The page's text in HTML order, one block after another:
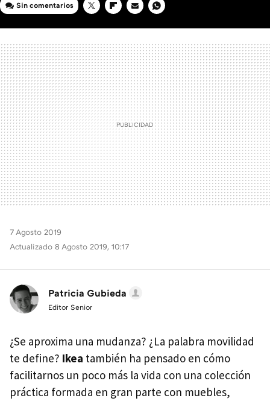
Sin comentarios
7 Agosto 2019
Actualizado 8 Agosto 2019, 10:17
Patricia Gubieda
Editor Senior
¿Se aproxima una mudanza? ¿La palabra movilidad
te define? Ikea también ha pensado en cómo
facilitarnos un poco más la vida con una colección
práctica formada en gran parte con muebles,